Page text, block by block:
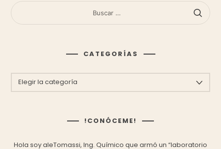
BUSCAR:
CATEGORÍAS
!CONÓCEME!
Hola soy aleTomassi, Ing. Químico que armó un “laboratorio